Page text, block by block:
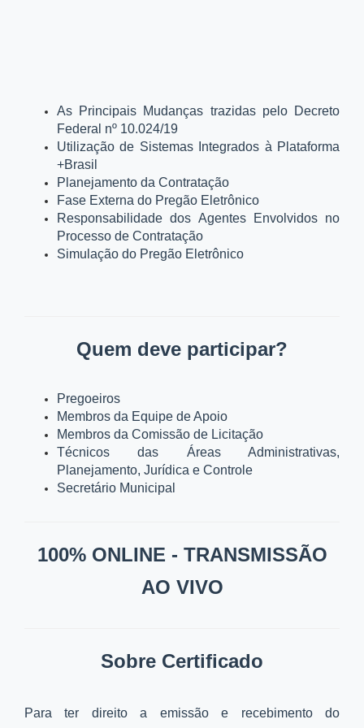
As Principais Mudanças trazidas pelo Decreto
Federal nº 10.024/19
Utilização de Sistemas Integrados à Plataforma
+Brasil
Planejamento da Contratação
Fase Externa do Pregão Eletrônico
Responsabilidade dos Agentes Envolvidos no
Processo de Contratação
Simulação do Pregão Eletrônico
Quem deve participar?
Pregoeiros
Membros da Equipe de Apoio
Membros da Comissão de Licitação
Técnicos das Áreas Administrativas,
Planejamento, Jurídica e Controle
Secretário Municipal
100% ONLINE - TRANSMISSÃO
AO VIVO
Sobre Certificado
Para ter direito a emissão e recebimento do